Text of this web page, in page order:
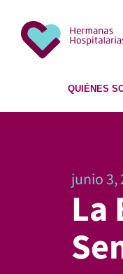
QUIÉNES
junio 3,
La